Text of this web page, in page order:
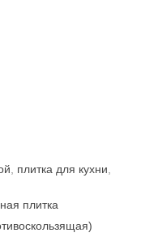
плитка для кухни
плитка